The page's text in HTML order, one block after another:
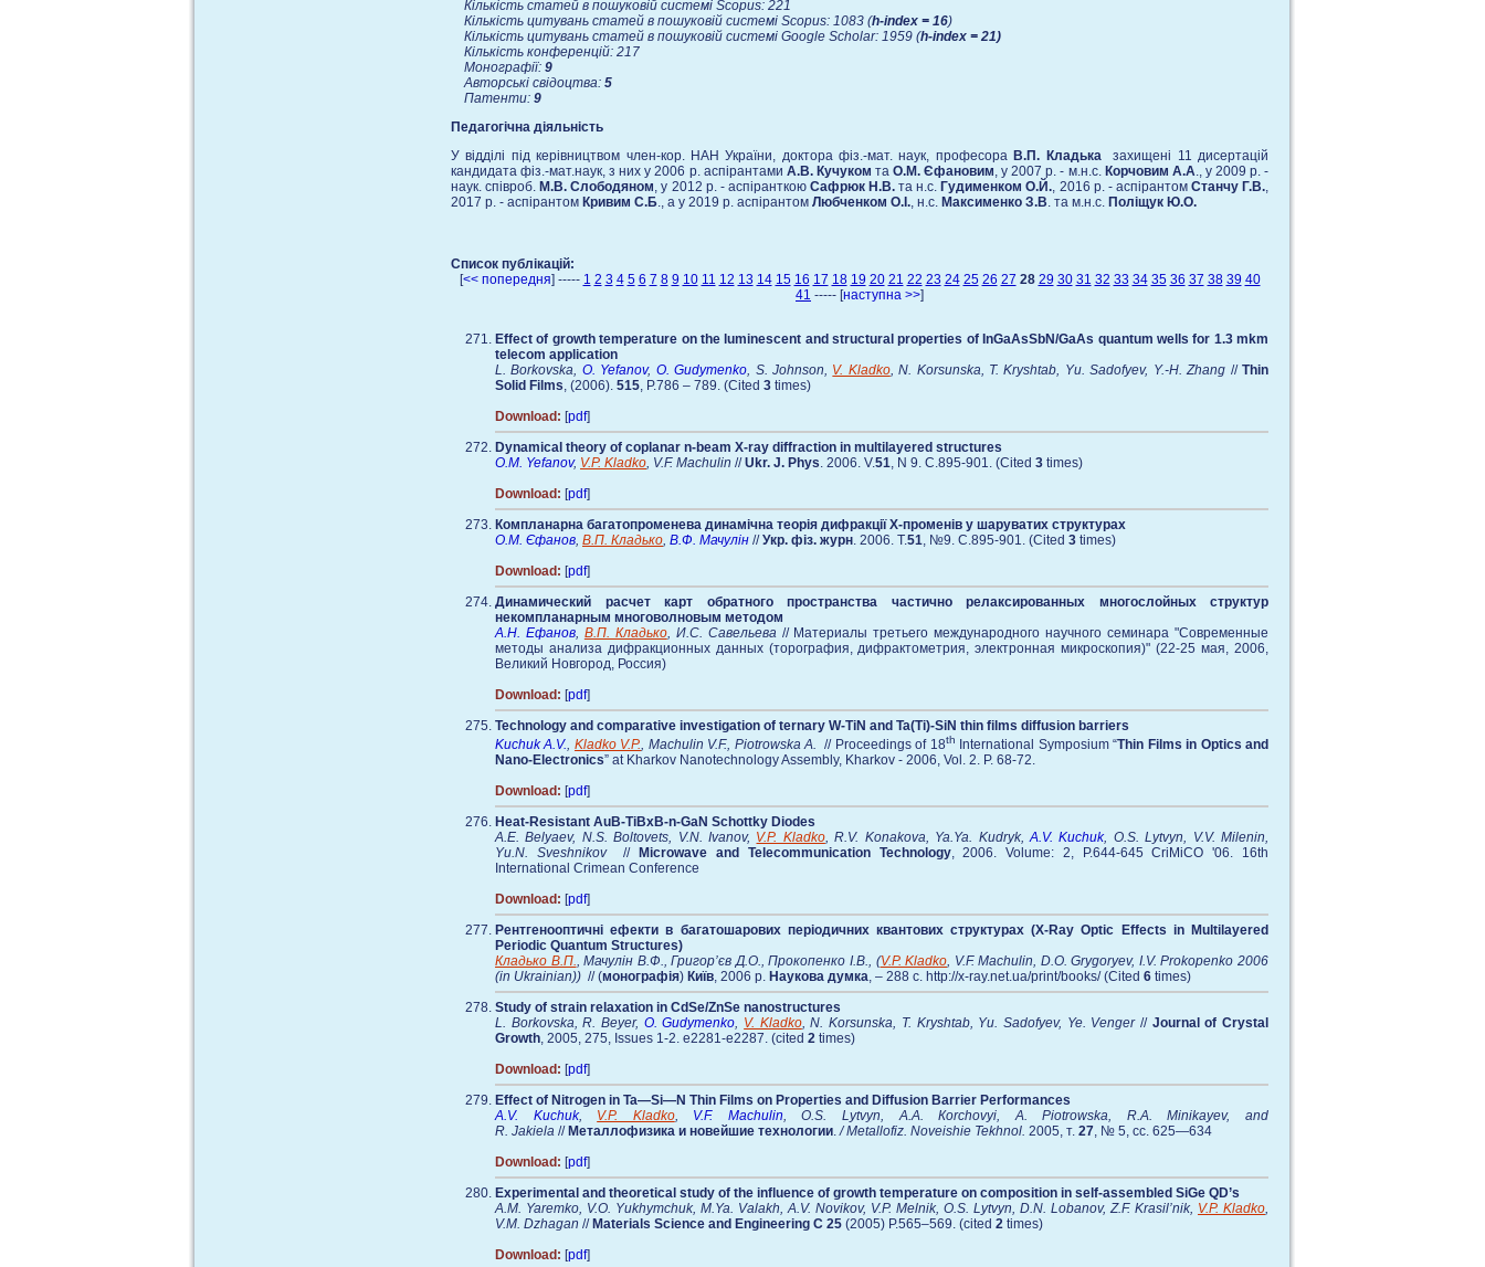
Кількість статей в пошуковій системі Scopus: 221
Кількість цитувань статей в пошуковій системі Scopus: 1083 (h-index = 16)
Кількість цитувань статей в пошуковій системі Google Scholar: 1959 (h-index = 21)
Кількість конференцій: 217
Монографії: 9
Авторські свідоцтва: 5
Патенти: 9
Педагогічна діяльність
У вiддiлi пiд керiвництвом член-кор. НАН України, доктора фiз.-мат. наук, професора В.П. Кладьказахищенi 11 дисертацiй
кандидата фiз.-мат.наук, з них у 2006 р. аспiрантами А.В. Кучуком та О.М. Єфановим, у 2007 р. - м.н.с. Корчовим А.А., у 2009 р. -
наук. співроб. М.В. Слободяном, у 2012 р. - аспіранткоюСафрюк Н.В. та н.с. Гудименком О.Й., 2016 р. - аспірантом Станчу Г.В.,
2017 р. - аспірантом Кривим С.Б., а у 2019 р. аспірантом Любченком О.І., н.с. Максименко З.В. та м.н.с. Поліщук Ю.О.
Список публікацій:
[<< попередня] ----- 1 2 3 4 5 6 7 8 9 10 11 12 13 14 15 16 17 18 19 20 21 22 23 24 25 26 27 28 29 30 31 32 33 34 35 36 37 38 39 40
41 ----- [наступна >>]
Effect of growth temperature on the luminescent and structural properties of InGaAsSbN/GaAs quantum wells for 1.3 mkm
telecom application
L. Borkovska, O. Yefanov, O. Gudymenko, S. Johnson, V. Kladko, N. Korsunska, T. Kryshtab, Yu. Sadofyev, Y.-H. Zhang //Thin
Solid Films, (2006). 515, P.786 – 789. (Cited 3 times)
Download: [pdf]
Dynamical theory of coplanar n-beam X-ray diffraction in multilayered structures
O.M. Yefanov, V.P. Kladko, V.F. Machulin //Ukr. J. Phys. 2006. V.51, N 9. C.895-901. (Cited 3 times)
Download: [pdf]
Компланарна багатопроменева динамічна теорія дифракції Х-променів у шаруватих структурах
О.М. Єфанов, В.П. Кладько, В.Ф. Мачулін //Укр. фіз. журн. 2006. Т.51, №9. C.895-901. (Cited 3 times)
Download: [pdf]
Динамический расчет карт обратного пространства частично релаксированных многослойных структур
некомпланарным многоволновым методом
А.Н. Ефанов, В.П. Кладько, И.С. Савельева// Материалы третьего международного научного семинара "Современные
методы анализа дифракционных данных (торография, дифрактометрия, электронная микроскопия)" (22-25 мая, 2006,
Великий Новгород, Россия)
Download: [pdf]
Technology and comparative investigation of ternary W-TiN and Ta(Ti)-SiN thin films diffusion barriers
Kuchuk A.V., Kladko V.P., Machulin V.F., Piotrowska A. // Proceedings of 18th International Symposium “Thin Films in Optics and
Nano-Electronics” at Kharkov Nanotechnology Assembly, Kharkov - 2006, Vol. 2. P. 68-72.
Download: [pdf]
Heat-Resistant AuВ-TiBxВ-n-GaN Schottky Diodes
A.E. Belyaev, N.S. Boltovets, V.N. Ivanov, V.P. Kladko, R.V. Konakova, Ya.Ya. Kudryk,A.V. Kuchuk, O.S. Lytvyn, V.V. Milenin,
Yu.N. Sveshnikov
// Microwave and Telecommunication Technology, 2006. Volume: 2, P.644-645 CriMiCO '06. 16th
International Crimean Conference
Download: [pdf]
Рентгенооптичні ефекти в багатошарових періодичних квантових структурах (X-Ray Optic Effects in Multilayered
Periodic Quantum Structures)
Кладько В.П., Мачулін В.Ф., Григор’єв Д.О., Прокопенко І.В., (V.P. Kladko, V.F. Маchulin, D.О. Grygoryev, І.V. Prokopenko 2006
(in Ukrainian)) // (монографія) Київ, 2006 р. Наукова думка, – 288 с. http://x-ray.net.ua/print/books/ (Cited 6 times)
Study of strain relaxation in CdSe/ZnSe nanostructures
L. Borkovska, R. Beyer, O. Gudymenko, V. Kladko, N. Korsunska, T. Kryshtab, Yu. Sadofyev, Ye. Venger// Journal of Crystal
Growth, 2005, 275, Issues 1-2. e2281-e2287. (cited 2 times)
Download: [pdf]
Effect of Nitrogen in Ta—Si—N Thin Films on Properties and Diffusion Barrier Performances
A.V. Kuchuk, V.P. Kladko, V.F. Machulin, O.S. Lytvyn, А.А. Коrchovyi, A. Piotrowska, R.A. Minikayev, and
R. Jakiela // Металлофизика и новейшие технологии./ Metallofiz. Noveishie Tekhnol. 2005, т. 27, № 5, сс. 625—634
Download: [pdf]
Experimental and theoretical study of the influence of growth temperature on composition in self-assembled SiGe QD’s
A.M. Yaremko, V.O. Yukhymchuk, M.Ya. Valakh, A.V. Novikov, V.P. Melnik, O.S. Lytvyn, D.N. Lobanov, Z.F. Krasil’nik, V.P. Kladko,
V.M. Dzhagan // Materials Science and Engineering C 25 (2005) P.565–569. (cited 2 times)
Download: [pdf]